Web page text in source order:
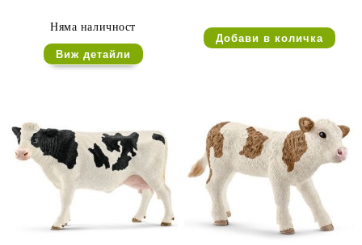
Няма наличност
Виж детайли